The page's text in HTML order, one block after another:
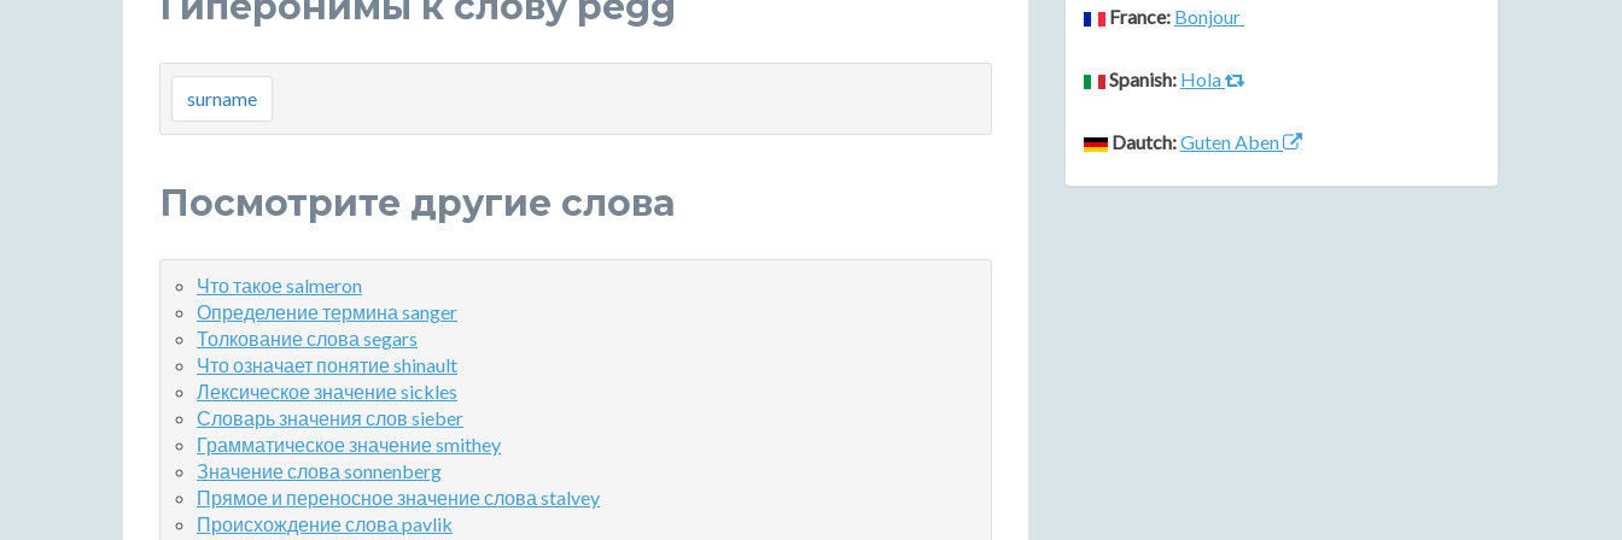
surname
Посмотрите другие слова
Что такое salmeron
Определение термина sanger
Толкование слова segars
Что означает понятие shinault
Лексическое значение sickles
Словарь значения слов sieber
Грамматическое значение smithey
Значение слова sonnenberg
Прямое и переносное значение слова stalvey
Происхождение слова pavlik
France: Bonjour
Spanish: Hola
Dautch:Guten Aben